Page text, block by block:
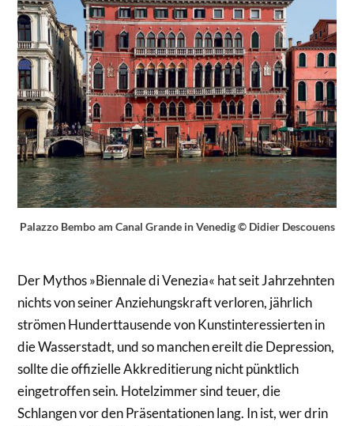
Palazzo Bembo am Canal Grande in Venedig © Didier Descouens
Der Mythos »Biennale di Venezia« hat seit Jahrzehnten
nichts von seiner Anziehungskraft verloren, jährlich
strömen Hunderttausende von Kunstinteressierten in
die Wasserstadt, und so manchen ereilt die Depression,
sollte die offizielle Akkreditierung nicht pünktlich
eingetroffen sein. Hotelzimmer sind teuer, die
Schlangen vor den Präsentationen lang. In ist, wer drin